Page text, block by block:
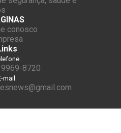
conosco
8720
mail: